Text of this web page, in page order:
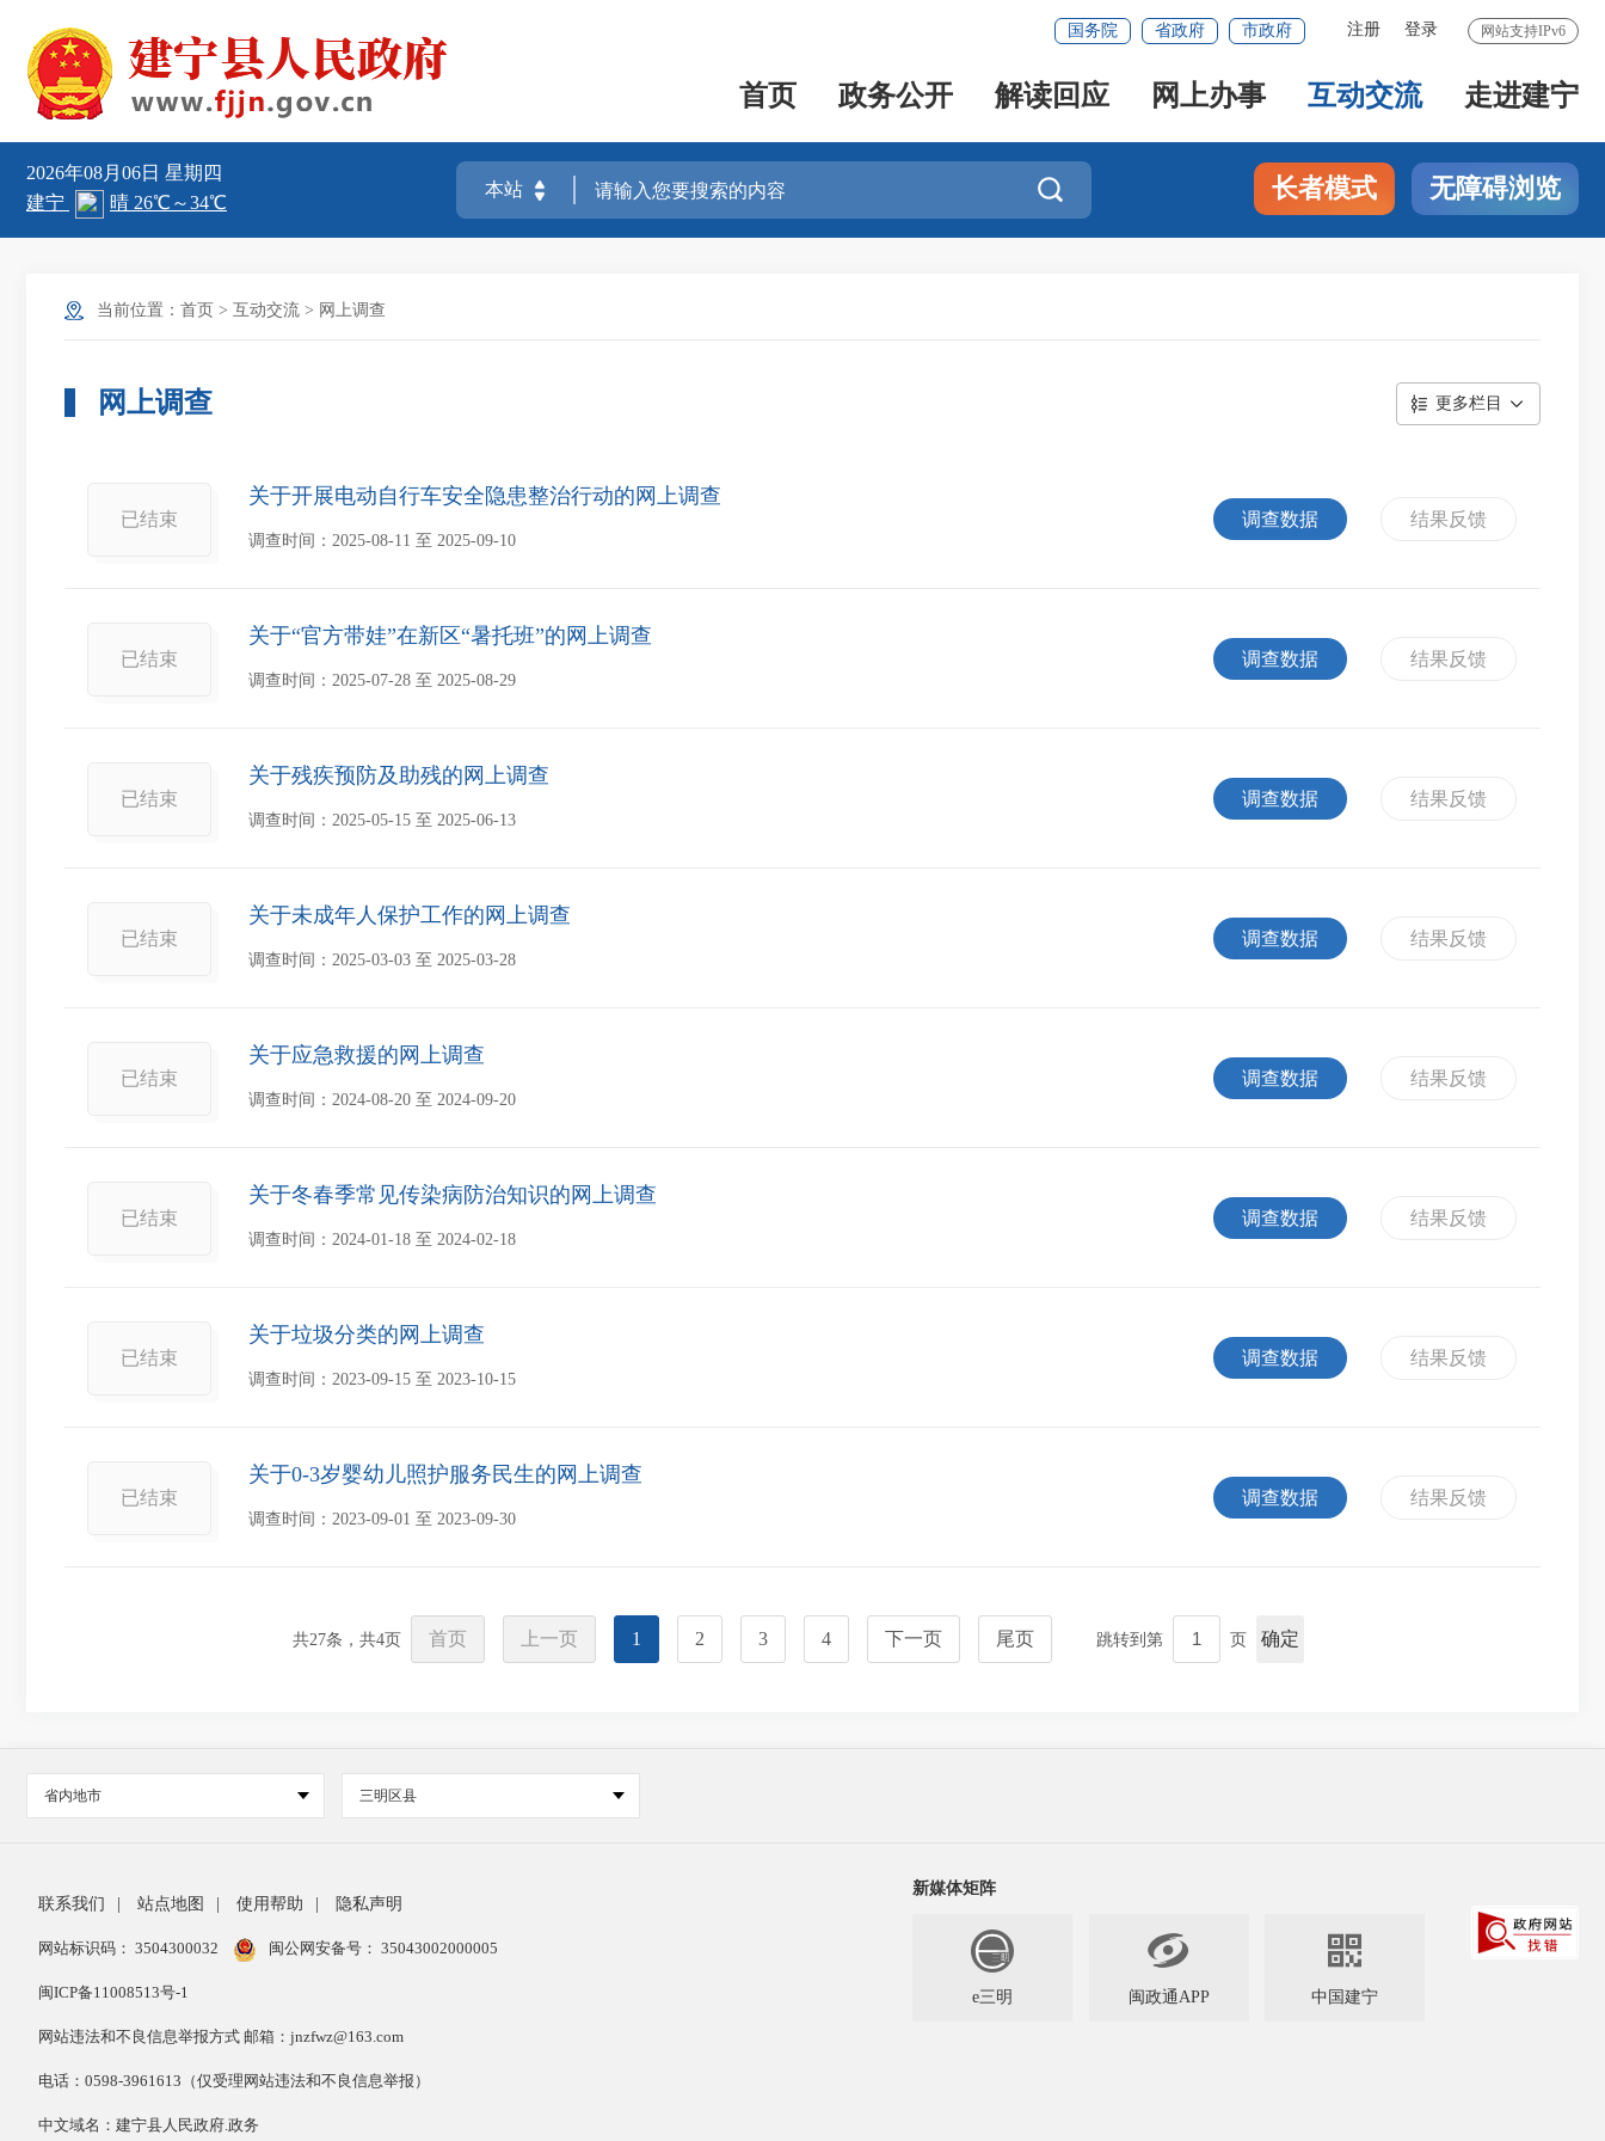
网站支持IPv6
注册 登录
国务院 省政府 市政府
首页 政务公开 解读回应 网上办事 互动交流 走进建宁
2026年08月06日 星期四
 长者模式 无障碍浏览
当前位置： 首页 > 互动交流 > 网上调查
网上调查 更多栏目
已结束
关于开展电动自行车安全隐患整治行动的网上调查
调查时间： 2025-08-11 至 2025-09-10
调查数据 结果反馈
已结束
关于“官方带娃”在新区“暑托班”的网上调查
调查时间： 2025-07-28 至 2025-08-29
调查数据 结果反馈
已结束
关于残疾预防及助残的网上调查
调查时间： 2025-05-15 至 2025-06-13
调查数据 结果反馈
已结束
关于未成年人保护工作的网上调查
调查时间： 2025-03-03 至 2025-03-28
调查数据 结果反馈
已结束
关于应急救援的网上调查
调查时间： 2024-08-20 至 2024-09-20
调查数据 结果反馈
已结束
关于冬春季常见传染病防治知识的网上调查
调查时间： 2024-01-18 至 2024-02-18
调查数据 结果反馈
已结束
关于垃圾分类的网上调查
调查时间： 2023-09-15 至 2023-10-15
调查数据 结果反馈
已结束
关于0-3岁婴幼儿照护服务民生的网上调查
调查时间： 2023-09-01 至 2023-09-30
调查数据 结果反馈
共27条，共4页 首页 上一页 1 2 3 4 下一页 尾页 跳转到第 页 确定
省内地市 三明区县
联系我们 站点地图 使用帮助 隐私声明
网站标识码： 3504300032 闽公网安备号： 35043002000005
闽ICP备11008513号-1
网站违法和不良信息举报方式 邮箱：jnzfwz@163.com
电话：0598-3961613（仅受理网站违法和不良信息举报）
中文域名：建宁县人民政府.政务
新媒体矩阵
e三明

闽政通APP

中国建宁